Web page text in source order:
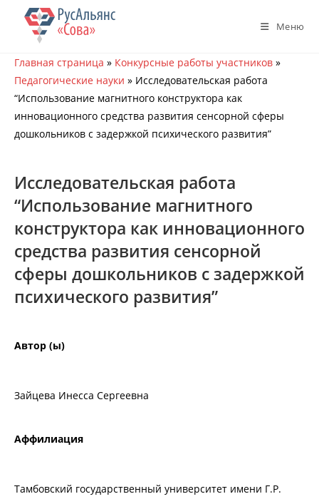
Перейти
содержимому
Меню
Главная страница » Конкурсные работы участников »
Педагогические науки » Исследовательская работа
“Использование магнитного конструктора как
инновационного средства развития сенсорной сферы
дошкольников с задержкой психического развития”
Исследовательская работа
“Использование магнитного
конструктора как инновационного
средства развития сенсорной
сферы дошкольников с задержкой
психического развития”
Автор (ы)
Зайцева Инесса Сергеевна
Аффилиация
Тамбовский государственный университет имени Г.Р.